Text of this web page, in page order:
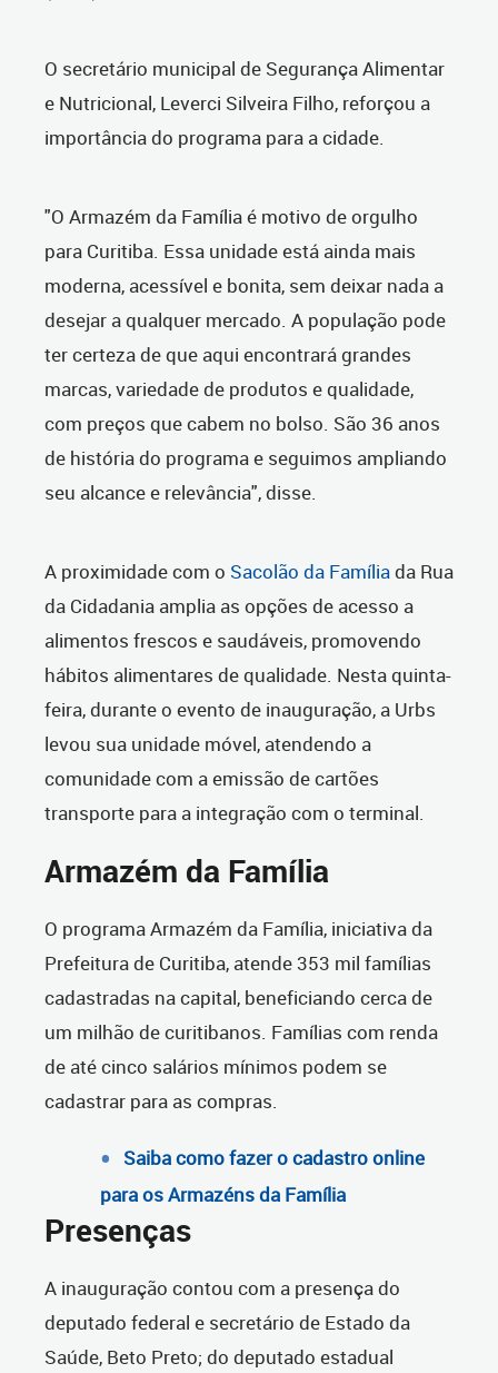
O secretário municipal de Segurança Alimentar
e Nutricional, Leverci Silveira Filho, reforçou a
importância do programa para a cidade.
"O Armazém da Família é motivo de orgulho
para Curitiba. Essa unidade está ainda mais
moderna, acessível e bonita, sem deixar nada a
desejar a qualquer mercado. A população pode
ter certeza de que aqui encontrará grandes
marcas, variedade de produtos e qualidade,
com preços que cabem no bolso. São 36 anos
de história do programa e seguimos ampliando
seu alcance e relevância", disse.
A proximidade com o Sacolão da Famíliada Rua
da Cidadania amplia as opções de acesso a
alimentos frescos e saudáveis, promovendo
hábitos alimentares de qualidade. Nesta quinta-
feira, durante o evento de inauguração, a Urbs
levou sua unidade móvel, atendendo a
comunidade com a emissão de cartões
transporte para a integração com o terminal.
Armazém da Família
O programa Armazém da Família, iniciativa da
Prefeitura de Curitiba, atende 353 mil famílias
cadastradas na capital, beneficiando cerca de
um milhão de curitibanos. Famílias com renda
de até cinco salários mínimos podem se
cadastrar para as compras.
Saiba como fazer o cadastro online
para os Armazéns da Família
Presenças
A inauguração contou com a presença do
deputado federal e secretário de Estado da
Saúde, Beto Preto; do deputado estadual